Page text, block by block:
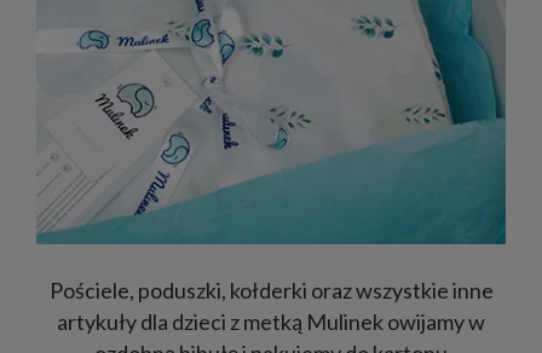
Pościele, poduszki, kołderki oraz wszystkie inne
artykuły dla dzieci z metką Mulinek owijamy w